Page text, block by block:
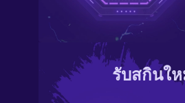
รับสกินใ